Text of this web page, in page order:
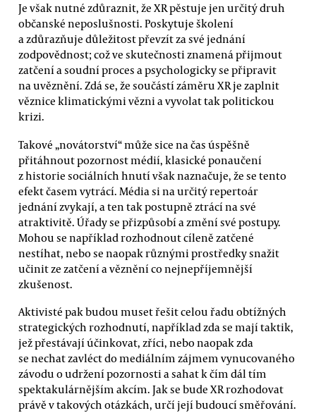
Je však nutné zdůraznit, že XR pěstuje jen určitý druh
občanské neposlušnosti. Poskytuje školení
a zdůrazňuje důležitost převzít za své jednání
zodpovědnost; což ve skutečnosti znamená přijmout
zatčení a soudní proces a psychologicky se připravit
na uvěznění. Zdá se, že součástí záměru XR je zaplnit
věznice klimatickými vězni a vyvolat tak politickou
krizi.
Takové „novátorství“ může sice na čas úspěšně
přitáhnout pozornost médií, klasické ponaučení
z historie sociálních hnutí však naznačuje, že se tento
efekt časem vytrácí. Média si na určitý repertoár
jednání zvykají, a ten tak postupně ztrácí na své
atraktivitě. Úřady se přizpůsobí a změní své postupy.
Mohou se například rozhodnout cíleně zatčené
nestíhat, nebo se naopak různými prostředky snažit
učinit ze zatčení a věznění co nejnepříjemnější
zkušenost.
Aktivisté pak budou muset řešit celou řadu obtížných
strategických rozhodnutí, například zda se mají taktik,
jež přestávají účinkovat, zříci, nebo naopak zda
se nechat zavléct do mediálním zájmem vynucovaného
závodu o udržení pozornosti a sahat k čím dál tím
spektakulárnějším akcím. Jak se bude XR rozhodovat
právě v takových otázkách, určí její budoucí směřování.